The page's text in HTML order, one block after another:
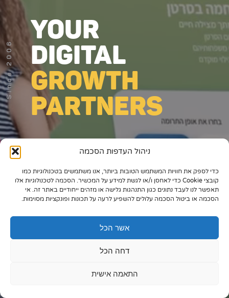
ניהול העדפות הסכמה
כדי לספק את חוויות המשתמש הטובות ביותר, אנו משתמשים בטכנולוגיות כמו
קובצי Cookie כדי לאחסן ו/או לגשת למידע על המכשיר. הסכמה לטכנולוגיות אלו
תאפשר לנו לעבד נתונים כגון התנהגות גלישה או מזהים ייחודיים באתר זה. אי
הסכמה או ביטול הסכמה עלולים להשפיע לרעה על תכונות ופונקציות מסוימות.
אשר הכל
דחה הכל
התאמה אישית
רשתות חברתיות
שיווק לאתרי
סחר
קייס סטאדי
תיק עבודות
073-7028000
הפלד 7, חולון
info@extra.co.il
YOUR
DIGITAL
GROWTH
PARTNERS
Since 2006